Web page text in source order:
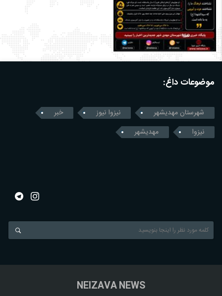
موضوعات داغ:
شهرستان مهدیشهر نیزوا نیوز
خبر
نیزوا
مهدیشهر
NEIZAVA NEWS